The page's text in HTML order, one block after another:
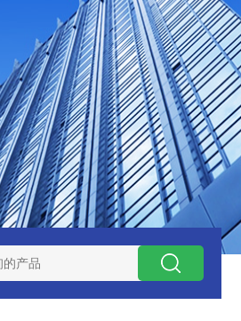
吨撬装式煤层气脱酸气设备